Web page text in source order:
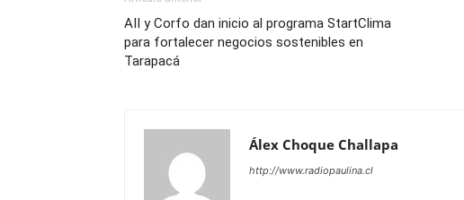
AII y Corfo dan inicio al programa StartClima
para fortalecer negocios sostenibles en
Tarapacá
Álex Choque Challapa
http://www.radiopaulina.cl